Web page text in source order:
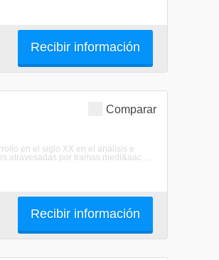
Recibir información
Comparar
en el siglo XX en el análisis e
atravesadas por tramas medi&aac ...
Recibir información